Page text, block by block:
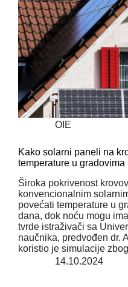
OIE
Kako solarni paneli na
temperature u gradovima
Široka pokrivenost
konvencionalnim
povećati temperature u
dana, dok noću mogu
tvrde istraživači sa
naučnika, predvođen dr.
koristio je simulacije
14.10.2024